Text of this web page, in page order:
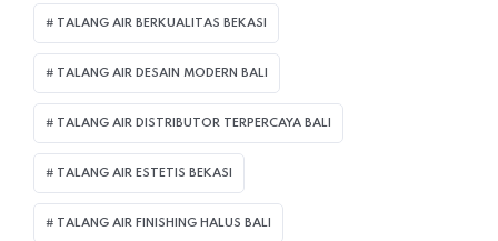
TALANG AIR BERKUALITAS BEKASI
TALANG AIR DESAIN MODERN BALI
TALANG AIR DISTRIBUTOR TERPERCAYA BALI
TALANG AIR ESTETIS BEKASI
TALANG AIR FINISHING HALUS BALI